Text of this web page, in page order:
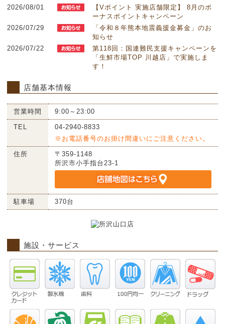
2026/08/01
【Vポイント 実施店舗限定】 8月のボ
ーナスポイントキャンペーン
2026/07/29
「令和８年熊本地震義援金募金」のお
知らせ
2026/07/22
第118回：国連難民支援キャンペーンを
「生鮮市場TOP 川越店」で実施しま
す！
店舗基本情報
営業時間 9:00～23:00
TEL
04-2940-8833
※お電話番号のお掛け間違いにご注意ください。
住所
〒359-1148
所沢市小手指台23-1
駐車場 370台
施設・サービス